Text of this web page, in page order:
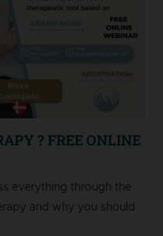
? FREE ONLINE
everything through the
and why you should